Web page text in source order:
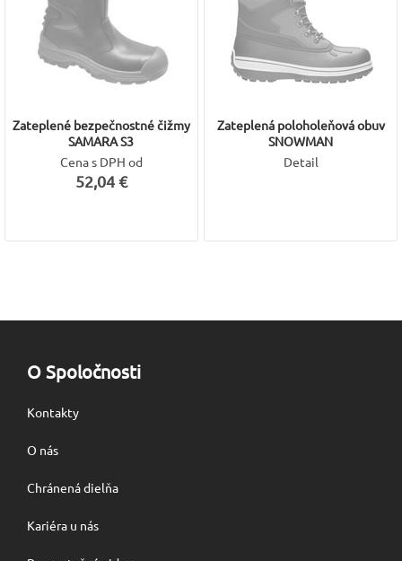
Zateplené bezpečnostné čižmy
SAMARA S3
Cena s DPH od
52,04 €
Zateplená poloholeňová obuv
SNOWMAN
Detail
O Spoločnosti
Kontakty
O nás
Chránená dielňa
Kariéra u nás